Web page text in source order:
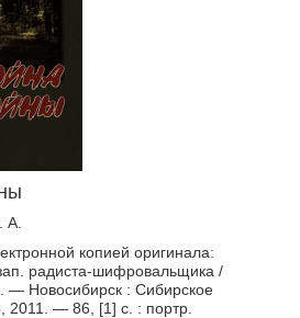
А.
копией оригинала:
радиста-шифровальщика /
— Новосибирск : Сибирское
2011. — 86, [1] с. : портр.